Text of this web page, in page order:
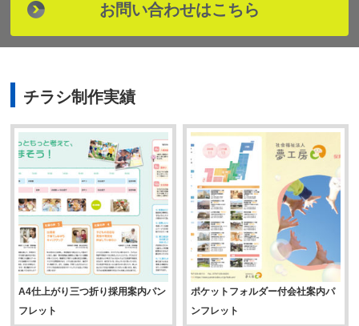
お問い合わせはこちら
チラシ制作実績
A4仕上がり三つ折り採用案内パン
フレット
ポケットフォルダー付会社案内パ
ンフレット